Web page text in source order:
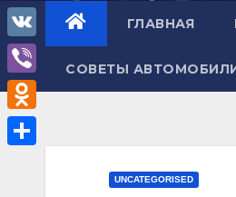
ГЛАВНАЯ
СОВЕТЫ
UNCATEGORISED
h
a
A
T
e
l
e
g
V
K
V
i
b
O